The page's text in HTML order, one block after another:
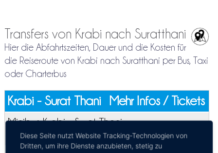
Transfers von Krabi nach Suratthani
Hier die Abfahrtszeiten, Dauer und die Kosten für
die Reiseroute von Krabi nach Suratthani per Bus, Taxi
oder Charterbus
Krabi - Surat Thani Mehr Infos / Tickets
Minibus Krabi - Surat Thani
Kosten:EUR 15.70 Dauer:4h 30m
Diese Seite nutzt Website Tracking-Technologien von
Dritten, um ihre Dienste anzubieten, stetig zu